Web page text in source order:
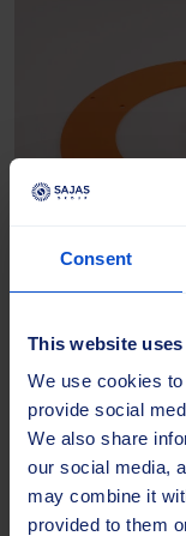
Consent
This website
We use cookies
provide social
We also share
our social media,
may combine it
provided to them
Turboline
konstruerade
Dessa plattor
användning.